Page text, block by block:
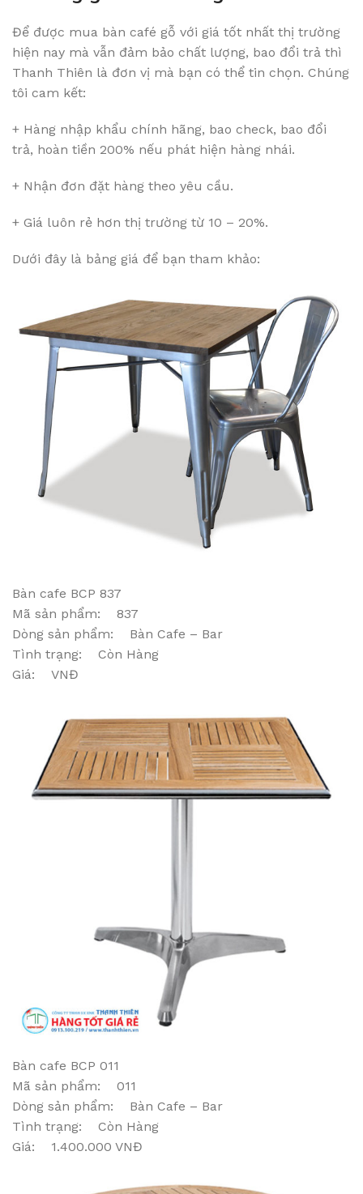
Để được mua bàn café gỗ với giá tốt nhất thị trường
hiện nay mà vẫn đảm bảo chất lượng, bao đổi trả thì
Thanh Thiên là đơn vị mà bạn có thể tin chọn. Chúng
tôi cam kết:
+ Hàng nhập khẩu chính hãng, bao check, bao đổi
trả, hoàn tiền 200% nếu phát hiện hàng nhái.
+ Nhận đơn đặt hàng theo yêu cầu.
+ Giá luôn rẻ hơn thị trường từ 10 – 20%.
Dưới đây là bảng giá để bạn tham khảo:
Bàn cafe BCP 837
Mã sản phẩm: 837
Dòng sản phẩm: Bàn Cafe – Bar
Tình trạng: Còn Hàng
Giá: VNĐ
Bàn cafe BCP 011
Mã sản phẩm: 011
Dòng sản phẩm: Bàn Cafe – Bar
Tình trạng: Còn Hàng
Giá: 1.400.000 VNĐ